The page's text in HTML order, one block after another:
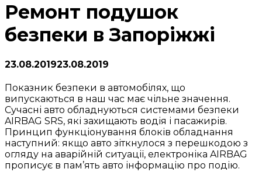
Ремонт подушок
безпеки в Запоріжжі
23.08.201923.08.2019
Показник безпеки в автомобілях, що
випускаються в наш час має чільне значення.
Сучасні авто обладнуються системами безпеки
AIRBAG SRS, які захищають водія і пасажирів.
Принцип функціонування блоків обладнання
наступний: якщо авто зіткнулося з перешкодою з
огляду на аварійній ситуації, електроніка AIRBAG
прописує в пам’ять авто інформацію про подію.